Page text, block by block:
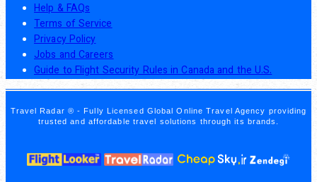
Help & FAQs
Terms of Service
Privacy Policy
Jobs and Careers
Guide to Flight Security Rules in Canada and the U.S.
Travel Radar ® - Fully Licensed Global Online Travel Agency providing
trusted and affordable travel solutions through its brands.